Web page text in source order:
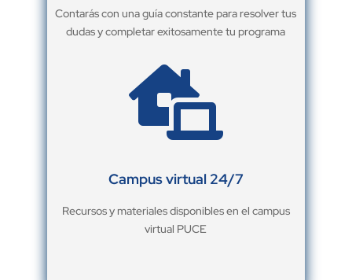
Contarás con una guía constante para resolver tus
dudas y completar exitosamente tu programa

Campus virtual 24/7
Recursos y materiales disponibles en el campus
virtual PUCE